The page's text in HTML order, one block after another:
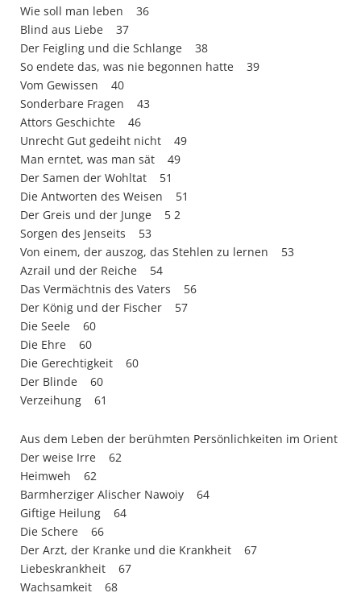
Wie soll man leben 36
Blind aus Liebe 37
Der Feigling und die Schlange 38
So endete das, was nie begonnen hatte 39
Vom Gewissen 40
Sonderbare Fragen 43
Attors Geschichte 46
Unrecht Gut gedeiht nicht 49
Man erntet, was man sät 49
Der Samen der Wohltat 51
Die Antworten des Weisen 51
Der Greis und der Junge 5 2
Sorgen des Jenseits 53
Von einem, der auszog, das Stehlen zu lernen 53
Azrail und der Reiche 54
Das Vermächtnis des Vaters 56
Der König und der Fischer 57
Die Seele 60
Die Ehre 60
Die Gerechtigkeit 60
Der Blinde 60
Verzeihung 61
Aus dem Leben der berühmten Persönlichkeiten im Orient
Der weise Irre 62
Heimweh 62
Barmherziger Alischer Nawoiy 64
Giftige Heilung 64
Die Schere 66
Der Arzt, der Kranke und die Krankheit 67
Liebeskrankheit 67
Wachsamkeit 68